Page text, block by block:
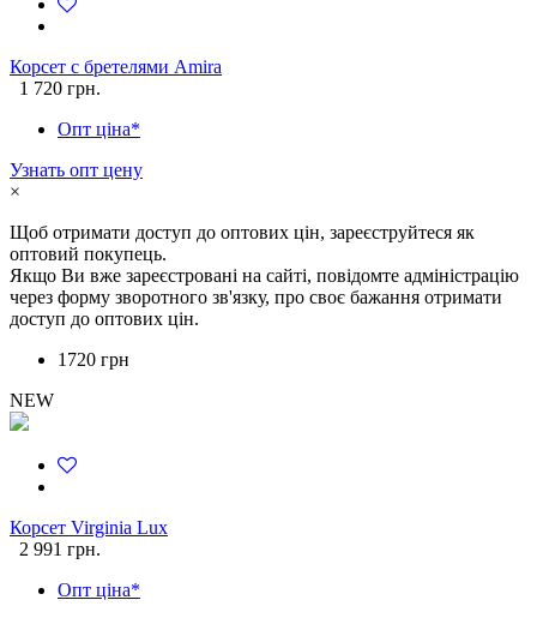
Корсет с бретелями Amira
1 720 грн.
Опт ціна*
Узнать опт цену
×
Щоб отримати доступ до оптових цін, зареєструйтеся як
оптовий покупець.
Якщо Ви вже зареєстровані на сайті, повідомте адміністрацію
через форму зворотного зв'язку, про своє бажання отримати
доступ до оптових цін.
1720 грн
NEW
Корсет Virginia Lux
2 991 грн.
Опт ціна*